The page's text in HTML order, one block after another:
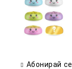
Абонирай се